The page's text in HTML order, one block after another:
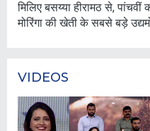
मिलिए बसय्या हीरामठ से,
मोरिंगा की खेती के सबसे बड़े
VIDEOS